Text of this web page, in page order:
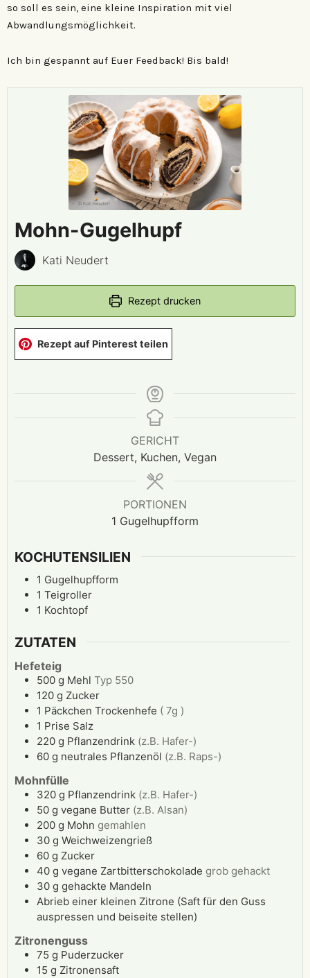
so soll es sein, eine kleine Inspiration mit viel
Abwandlungsmöglichkeit.
Ich bin gespannt auf Euer Feedback! Bis bald!
Mohn-Gugelhupf
Kati Neudert
Rezept drucken
Rezept auf Pinterest teilen
GERICHT
Dessert, Kuchen, Vegan
PORTIONEN
1 Gugelhupfform
KOCHUTENSILIEN
1 Gugelhupfform
1 Teigroller
1 Kochtopf
ZUTATEN
Hefeteig
500 g Mehl Typ 550
120 g Zucker
1 Päckchen Trockenhefe ( 7g )
1 Prise Salz
220 g Pflanzendrink (z.B. Hafer-)
60 g neutrales Pflanzenöl (z.B. Raps-)
Mohnfülle
320 g Pflanzendrink (z.B. Hafer-)
50 g vegane Butter (z.B. Alsan)
200 g Mohn gemahlen
30 g Weichweizengrieß
60 g Zucker
40 g vegane Zartbitterschokolade grob gehackt
30 g gehackte Mandeln
Abrieb einer kleinen Zitrone (Saft für den Guss
auspressen und beiseite stellen)
Zitronenguss
75 g Puderzucker
15 g Zitronensaft